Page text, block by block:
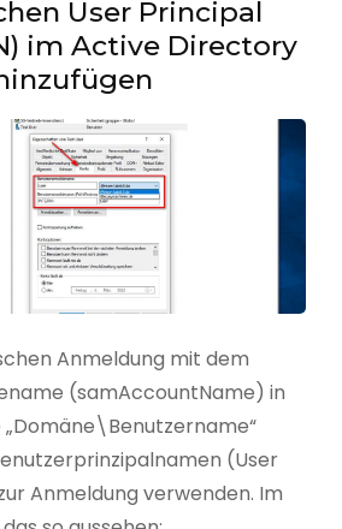
User Principal
im Active Directory
Anmeldung mit dem
(samAccountName) in
(User
Anmeldung verwenden. Im